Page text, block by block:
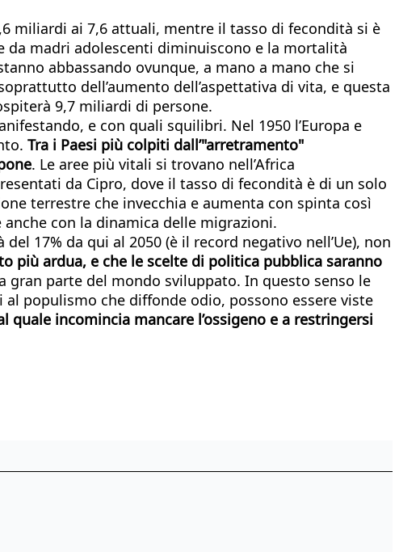
miliardi ai 7,6 attuali, mentre il tasso di fecondità si è
da madri adolescenti diminuiscono e la mortalità
abbassando ovunque, a mano a mano che si
dell’aumento dell’aspettativa di vita, e questa
9,7 miliardi di persone.
e con quali squilibri. Nel 1950 l’Europa e
Tra i Paesi più colpiti dall’"arretramento"
. Le aree più vitali si trovano nell’Africa
da Cipro, dove il tasso di fecondità è di un solo
terrestre che invecchia e aumenta con spinta così
con la dinamica delle migrazioni.
17% da qui al 2050 (è il record negativo nell’Ue), non
più ardua, e che le scelte di politica pubblica saranno
gran parte del mondo sviluppato. In questo senso le
populismo che diffonde odio, possono essere viste
quale incomincia mancare l’ossigeno e a restringersi